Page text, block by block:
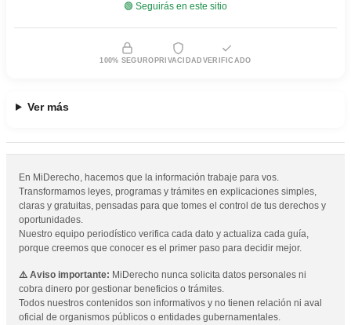
🟢 Seguirás en este sitio
100% SEGURO PRIVACIDAD VERIFICADO
Ver más
En MiDerecho, hacemos que la información trabaje para vos.
Transformamos leyes, programas y trámites en explicaciones simples,
claras y gratuitas, pensadas para que tomes el control de tus derechos y
oportunidades.
Nuestro equipo periodístico verifica cada dato y actualiza cada guía,
porque creemos que conocer es el primer paso para decidir mejor.
⚠️ Aviso importante: MiDerecho nunca solicita datos personales ni
cobra dinero por gestionar beneficios o trámites.
Todos nuestros contenidos son informativos y no tienen relación ni aval
oficial de organismos públicos o entidades gubernamentales.